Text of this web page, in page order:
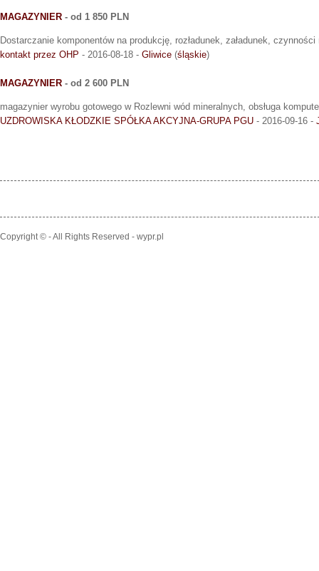
MAGAZYNIER - od 1 850 PLN
Dostarczanie komponentów na produkcję, rozładunek, załadunek,
kontakt przez OHP - 2016-08-18 - Gliwice (śląskie)
MAGAZYNIER - od 2 600 PLN
magazynier wyrobu gotowego w Rozlewni wód mineralnych, obsługa
UZDROWISKA KŁODZKIE SPÓŁKA AKCYJNA-GRUPA PGU - 2016-09-16 -
Copyright © - All Rights Reserved - wypr.pl